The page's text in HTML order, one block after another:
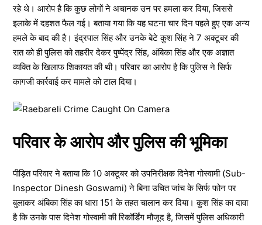
रहे थे। आरोप है कि कुछ लोगों ने अचानक उन पर हमला कर दिया, जिससे
इलाके में दहशत फैल गई। बताया गया कि यह घटना चार दिन पहले हुए एक अन्य
हमले के बाद की है। इंद्रपाल सिंह और उनके बेटे कुश सिंह ने 7 अक्टूबर की
रात को ही पुलिस को तहरीर देकर पुष्पेंद्र सिंह, अंबिका सिंह और एक अज्ञात
व्यक्ति के खिलाफ शिकायत की थी। परिवार का आरोप है कि पुलिस ने सिर्फ
कागजी कार्रवाई कर मामले को टाल दिया।
परिवार के आरोप और पुलिस की भूमिका
पीड़ित परिवार ने बताया कि 10 अक्टूबर को उपनिरीक्षक दिनेश गोस्वामी (Sub-
Inspector Dinesh Goswami) ने बिना उचित जांच के सिर्फ फोन पर
बुलाकर अंबिका सिंह का धारा 151 के तहत चालान कर दिया। कुश सिंह का दावा
है कि उनके पास दिनेश गोस्वामी की रिकॉर्डिंग मौजूद है, जिसमें पुलिस अधिकारी